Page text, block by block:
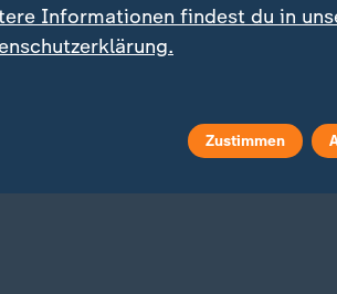
leere Kassen:
Berlins Clubszene am
Informationen findest du in
Zustimmen